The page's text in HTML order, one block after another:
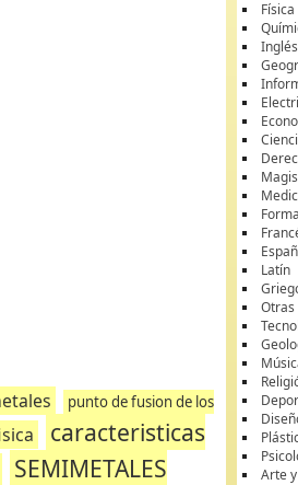
punto de fusion de los
caracteristicas
SEMIMETALES
Física
Inglés
Latín
Arte